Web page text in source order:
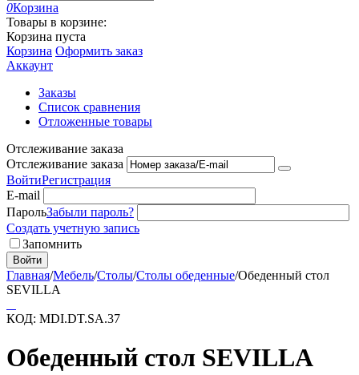
0Корзина
Товары в корзине:
Корзина пуста
Корзина Оформить заказ
Аккаунт
Заказы
Список сравнения
Отложенные товары
Отслеживание заказа
Отслеживание заказа
ВойтиРегистрация
E-mail
ПарольЗабыли пароль?
Создать учетную запись
Запомнить
Войти
Главная/Мебель/Столы/Столы обеденные/Обеденный стол
SEVILLA
КОД: MDI.DT.SA.37
Обеденный стол SEVILLA